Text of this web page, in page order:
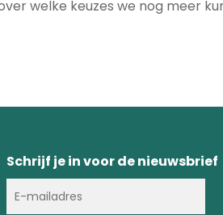
welke keuzes we nog meer
Schrijf je in voor de nieuwsbrief